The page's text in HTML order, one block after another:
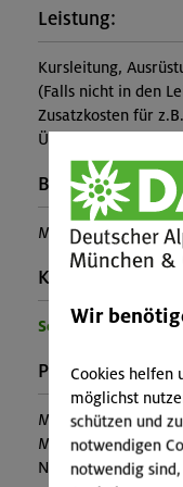
Leistung:
Kursleitung,
(Falls nicht in den
Zusatzkosten für
Übernachtung oder
Buchungscode:
MUC-26-1203
Kontakt
Sektion München
Preise:
Mitglieder:
Mitglieder anderer
Nichtmitglieder:
Wir
Cookies helfen
möglichst
schützen und
notwendigen
notwendig